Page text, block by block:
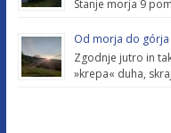
Stanje morja 9
Od morja do górja
Zgodnje jutro in
»krepa« duha,